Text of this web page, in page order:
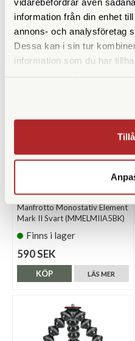
information från din enhet
annons- och analysföretag
Dessa kan i sin tur
information som du har
3.290 SEK
LÄS MER
Manfrotto Monostativ Element
Mark II Svart (MMELMIIA5BK)
Finns i lager
590 SEK
LÄS MER
KÖP